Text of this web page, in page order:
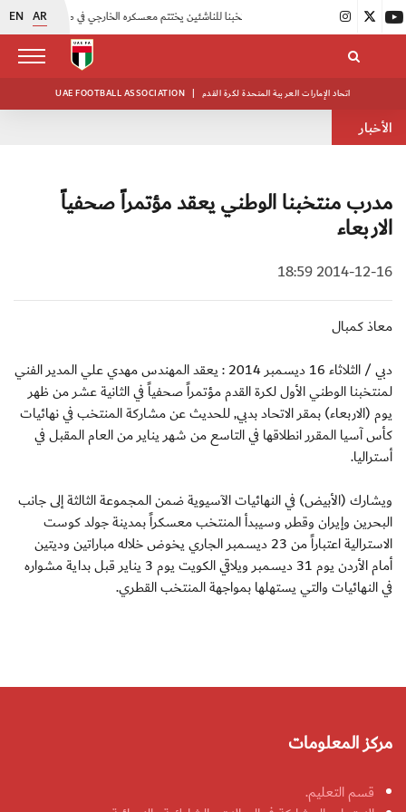
EN AR
اتحاد الكرة يُنظم ورشة عمل للمراقبين المعتمدين
UAE FOOTBALL ASSOCIATION | اتحاد الإمارات العربية المتحدة لكرة القدم
الأخبار
مدرب منتخبنا الوطني يعقد مؤتمراً صحفياً
الاربعاء
2014-12-16 18:59
معاذ كمبال
دبي / الثلاثاء 16 ديسمبر 2014 : يعقد المهندس مهدي علي المدير الفني
لمنتخبنا الوطني الأول لكرة القدم مؤتمراً صحفياً في الثانية عشر من ظهر
يوم (الاربعاء) بمقر الاتحاد بدبي, للحديث عن مشاركة المنتخب في نهائيات
كأس آسيا المقرر انطلاقها في التاسع من شهر يناير من العام المقبل في
أستراليا.
ويشارك (الأبيض) في النهائيات الآسيوية ضمن المجموعة الثالثة إلى جانب
البحرين وإيران وقطر, وسيبدأ المنتخب معسكراً بمدينة جولد كوست
الاسترالية اعتباراً من 23 ديسمبر الجاري يخوض خلاله مباراتين وديتين
أمام الأردن يوم 31 ديسمبر ويلاقي الكويت يوم 3 يناير قبل بداية مشواره
في النهائيات والتي يستهلها بمواجهة المنتخب القطري.
مركز المعلومات
قسم التعليم.